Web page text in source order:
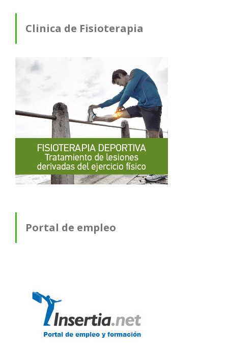
Clinica de Fisioterapia
Portal de empleo